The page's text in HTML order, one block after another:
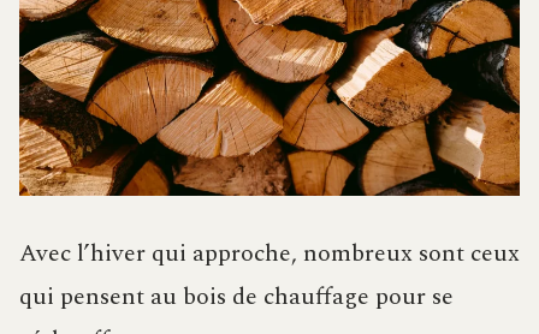
Avec l’hiver qui approche, nombreux sont ceux
qui pensent au bois de chauffage pour se